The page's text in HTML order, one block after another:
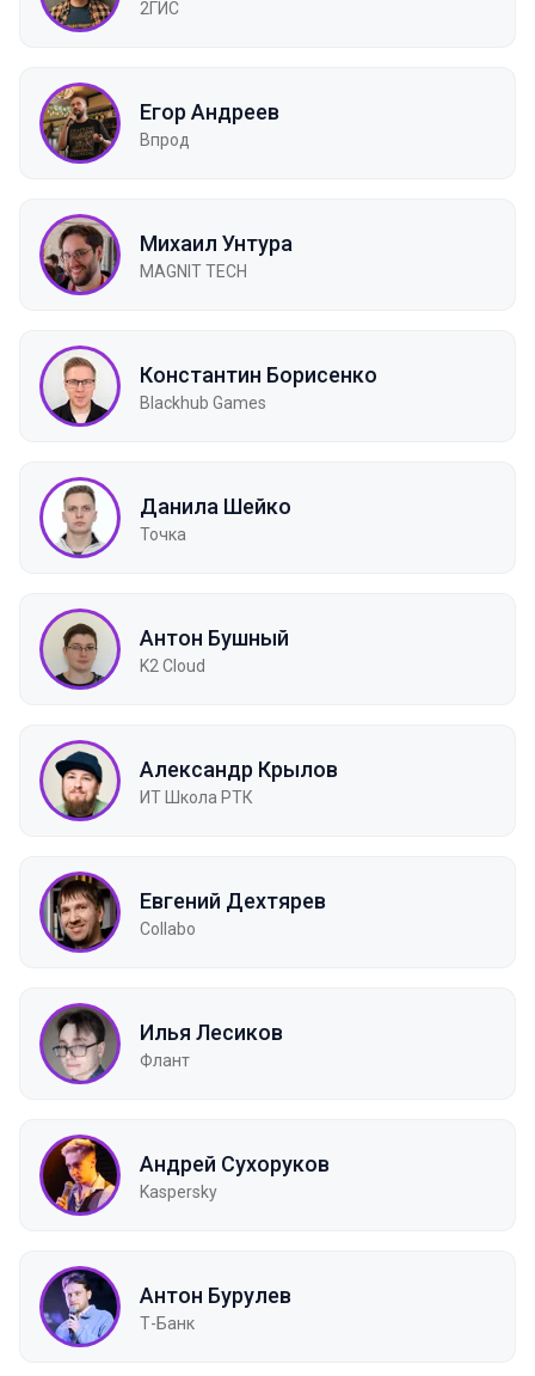
2ГИС
Егор Андреев
Впрод
Михаил Унтура
MAGNIT TECH
Константин Борисенко
Blackhub Games
Данила Шейко
Точка
Антон Бушный
K2 Cloud
Александр Крылов
ИТ Школа РТК
Евгений Дехтярев
Collabo
Илья Лесиков
Флант
Андрей Сухоруков
Kaspersky
Антон Бурулев
Т-Банк